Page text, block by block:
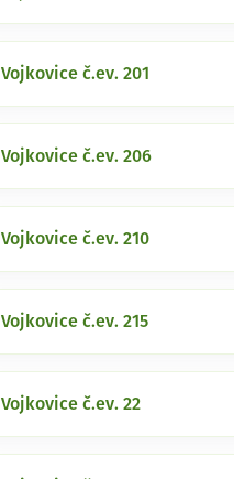
Vojkovice č.ev. 201
Vojkovice č.ev. 206
Vojkovice č.ev. 210
Vojkovice č.ev. 215
Vojkovice č.ev. 22